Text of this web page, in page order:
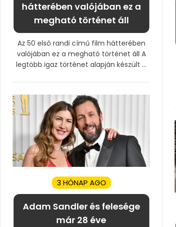
hátterében valójában ez a
megható történet áll
Az 50 első randi című film hátterében
valójában ez a megható történet áll A
legtöbb igaz történet alapján készült ...
3 HÓNAP AGO
Adam Sandler és felesége
már 28 éve